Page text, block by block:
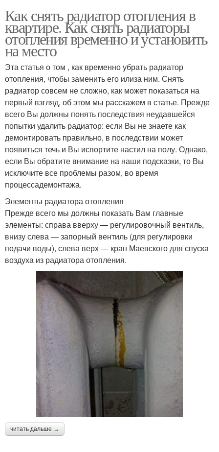
Как снять радиатор отопления в
квартире. Как снять радиаторы
отопления временно и установить
на место
Эта статья о том , как временно убрать радиатор
отопления, чтобы заменить его илиза ним. Снять
радиатор совсем не сложно, как может показаться на
первый взгляд, об этом мы расскажем в статье. Прежде
всего Вы должны понять последствия неудавшейся
попытки удалить радиатор: если Вы не знаете как
демонтировать правильно, в последствии может
появиться течь и Вы испортите настил на полу. Однако,
если Вы обратите внимание на наши подсказки, то Вы
исключите все проблемы разом, во время
процессадемонтажа.
Элементы радиатора отопления
Прежде всего мы должны показать Вам главные
элементы: справа вверху — регулировочный вентиль,
внизу слева — запорный вентиль (для регулировки
подачи воды), слева верх — кран Маевского для спуска
воздуха из радиатора отопления.
читать дальше →